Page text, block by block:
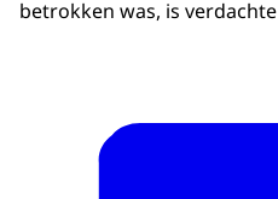
betrokken was, is verdachte